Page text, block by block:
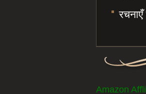
Amazon